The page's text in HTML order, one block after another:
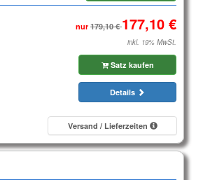
nur
inkl. 19% MwSt.
Satz kaufen
Details
Versand / Lieferzeiten